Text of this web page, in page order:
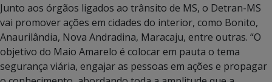
Junto aos órgãos ligados ao trânsito de MS, o Detran-MS
vai promover ações em cidades do interior, como Bonito,
Anaurilândia, Nova Andradina, Maracaju, entre outras. “O
objetivo do Maio Amarelo é colocar em pauta o tema
segurança viária, engajar as pessoas em ações e propagar